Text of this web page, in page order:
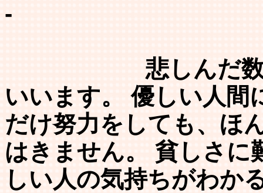
-
悲しんだ数だけ
いいます。 優しい人間
だけ努力をしても、ほ
はきません。 貧しさに
しい人の気持ちがわか